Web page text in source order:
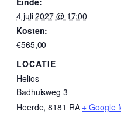
4 juli 2027 @ 17:00
Kosten:
€565,00
LOCATIE
Helios
Badhuisweg 3
Heerde, 8181 RA + Google